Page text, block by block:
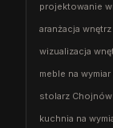
projektowanie
aranżacja
wizualizacja
meble na
stolarz Chojnów
kuchnia na